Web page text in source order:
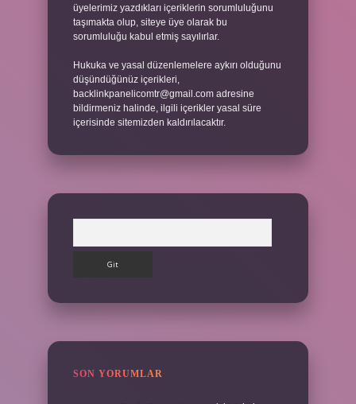
üyelerimiz yazdıkları içeriklerin sorumluluğunu
taşımakta olup, siteye üye olarak bu
sorumluluğu kabul etmiş sayılırlar.
Hukuka ve yasal düzenlemelere aykırı olduğunu
düşündüğünüz içerikleri,
backlinkpanelicomtr@gmail.com adresine
bildirmeniz halinde, ilgili içerikler yasal süre
içerisinde sitemizden kaldırılacaktır.
SON YORUMLAR